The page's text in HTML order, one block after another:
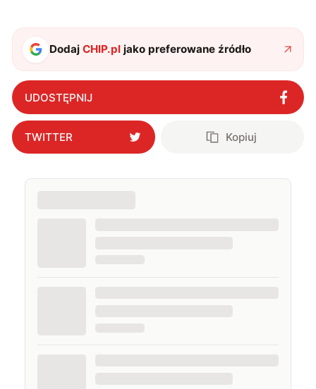
DodajCHIP.pl jako preferowane źródło
UDOSTĘPNIJ
TWITTER Kopiuj